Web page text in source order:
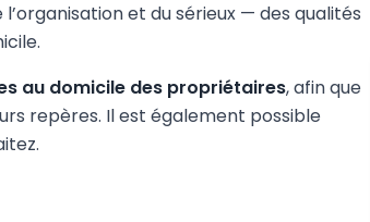
l’organisation et du sérieux — des qualités
au domicile des propriétaires, afin que
repères. Il est également possible